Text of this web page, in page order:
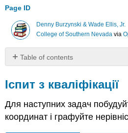
Page ID
Denny Burzynski & Wade Ellis, Jr.
College of Southern Nevadavia
Table of contents
з
кваліфікації
Вправа
7.11. 1
7.11. 1
Іспит з кваліфікації
Для наступних задач
координат і графуйте